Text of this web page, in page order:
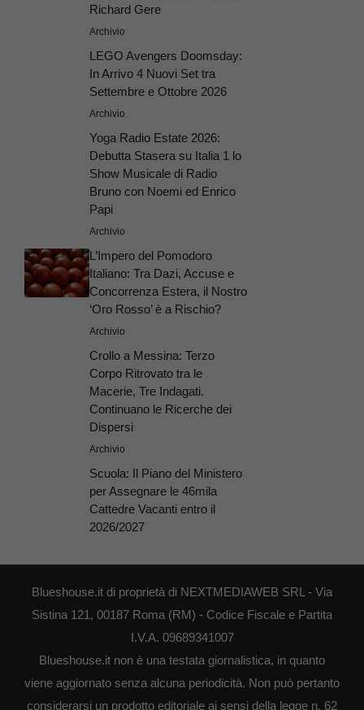
Richard Gere
Archivio
LEGO Avengers Doomsday:
In Arrivo 4 Nuovi Set tra
Settembre e Ottobre 2026
Archivio
Yoga Radio Estate 2026:
Debutta Stasera su Italia 1 lo
Show Musicale di Radio
Bruno con Noemi ed Enrico
Papi
Archivio
L’Impero del Pomodoro
Italiano: Tra Dazi, Accuse e
Concorrenza Estera, il Nostro
‘Oro Rosso’ è a Rischio?
Archivio
Crollo a Messina: Terzo
Corpo Ritrovato tra le
Macerie, Tre Indagati.
Continuano le Ricerche dei
Dispersi
Archivio
Scuola: Il Piano del Ministero
per Assegnare le 46mila
Cattedre Vacanti entro il
2026/2027
Blueshouse.it di proprietà di NEXTMEDIAWEB SRL - Via
Sistina 121, 00187 Roma (RM) - Codice Fiscale e Partita
I.V.A. 09689341007
Blueshouse.it non è una testata giornalistica, in quanto
viene aggiornato senza alcuna periodicità. Non può pertanto
considerarsi un prodotto editoriale ai sensi della legge n. 62